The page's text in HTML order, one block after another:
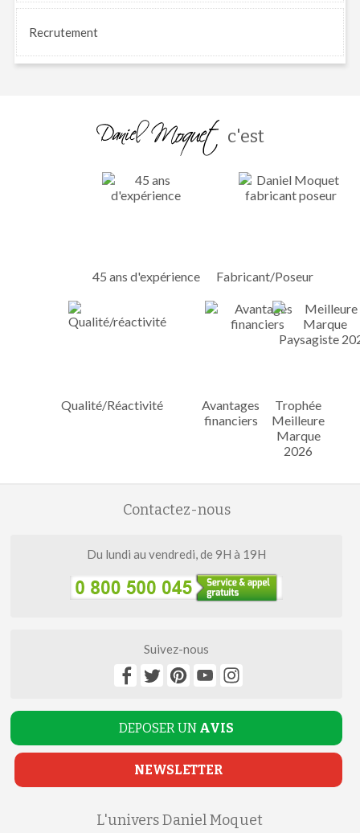
Recrutement
c'est
45 ans d'expérience Fabricant/Poseur
Qualité/Réactivité
Avantages
financiers
Trophée
Meilleure
Marque
2026
Contactez-nous
Du lundi au vendredi, de 9H à 19H
Suivez-nous
DEPOSER UN AVIS
NEWSLETTER
L'univers Daniel Moquet